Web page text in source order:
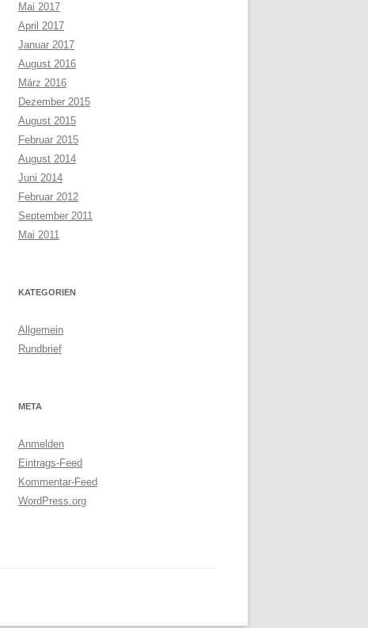
Mai 2017
April 2017
Januar 2017
August 2016
März 2016
Dezember 2015
August 2015
Februar 2015
August 2014
Juni 2014
Februar 2012
September 2011
Mai 2011
KATEGORIEN
Allgemein
Rundbrief
META
Anmelden
Eintrags-Feed
Kommentar-Feed
WordPress.org